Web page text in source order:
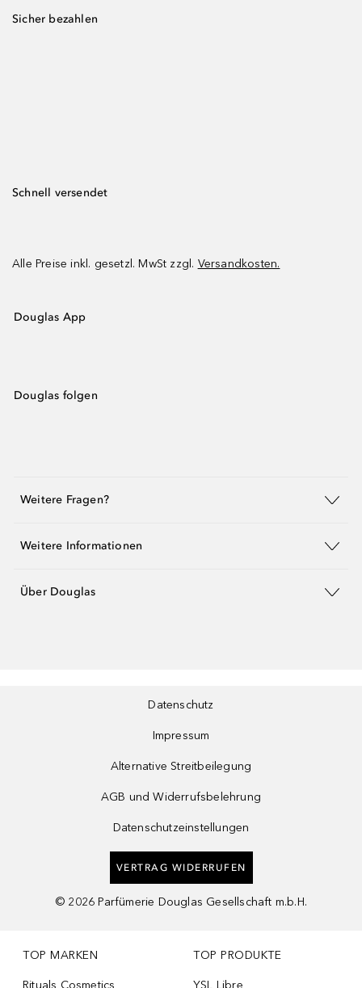
Sicher bezahlen
Schnell versendet
Alle Preise inkl. gesetzl. MwSt zzgl. Versandkosten.
Douglas App
Douglas folgen
Weitere Fragen?
Weitere Informationen
Über Douglas
Datenschutz
Impressum
Alternative Streitbeilegung
AGB und Widerrufsbelehrung
Datenschutzeinstellungen
VERTRAG WIDERRUFEN
© 2026 Parfümerie Douglas Gesellschaft m.b.H.
TOP MARKEN
Rituals Cosmetics
TOP PRODUKTE
YSL Libre